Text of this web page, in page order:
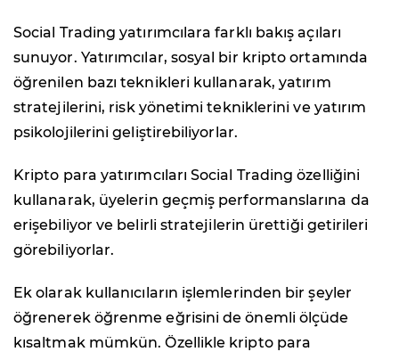
Social Trading yatırımcılara farklı bakış açıları
sunuyor. Yatırımcılar, sosyal bir kripto ortamında
öğrenilen bazı teknikleri kullanarak, yatırım
stratejilerini, risk yönetimi tekniklerini ve yatırım
psikolojilerini geliştirebiliyorlar.
Kripto para yatırımcıları Social Trading özelliğini
kullanarak, üyelerin geçmiş performanslarına da
erişebiliyor ve belirli stratejilerin ürettiği getirileri
görebiliyorlar.
Ek olarak kullanıcıların işlemlerinden bir şeyler
öğrenerek öğrenme eğrisini de önemli ölçüde
kısaltmak mümkün. Özellikle kripto para